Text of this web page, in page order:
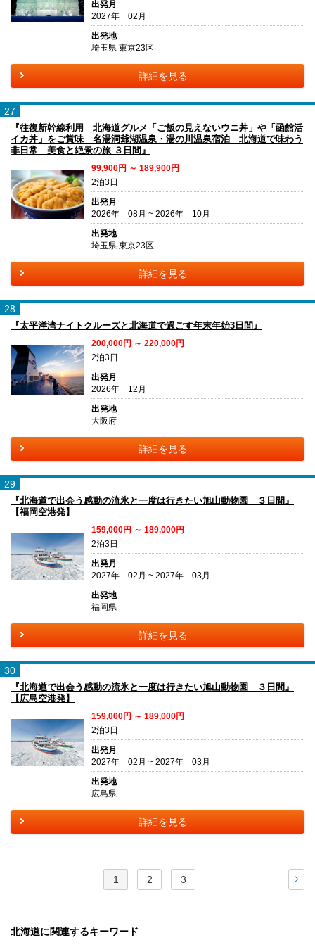
出発月
2027年 02月
出発地
埼玉県 東京23区
詳細を見る
27
『往復新幹線利用 北海道グルメ「ご飯の見えないウニ丼」や「函館活
イカ丼」をご賞味 名湯洞爺湖温泉・湯の川温泉宿泊 北海道で味わう
非日常 美食と絶景の旅 ３日間』
99,900円 ～ 189,900円
2泊3日
出発月
2026年 08月 ~ 2026年 10月
出発地
埼玉県 東京23区
詳細を見る
28
『太平洋湾ナイトクルーズと北海道で過ごす年末年始3日間』
200,000円 ～ 220,000円
2泊3日
出発月
2026年 12月
出発地
大阪府
詳細を見る
29
『北海道で出会う感動の流氷と一度は行きたい旭山動物園 ３日間』
【福岡空港発】
159,000円 ～ 189,000円
2泊3日
出発月
2027年 02月 ~ 2027年 03月
出発地
福岡県
詳細を見る
30
『北海道で出会う感動の流氷と一度は行きたい旭山動物園 ３日間』
【広島空港発】
159,000円 ～ 189,000円
2泊3日
出発月
2027年 02月 ~ 2027年 03月
出発地
広島県
詳細を見る
1 2 3
北海道に関連するキーワード